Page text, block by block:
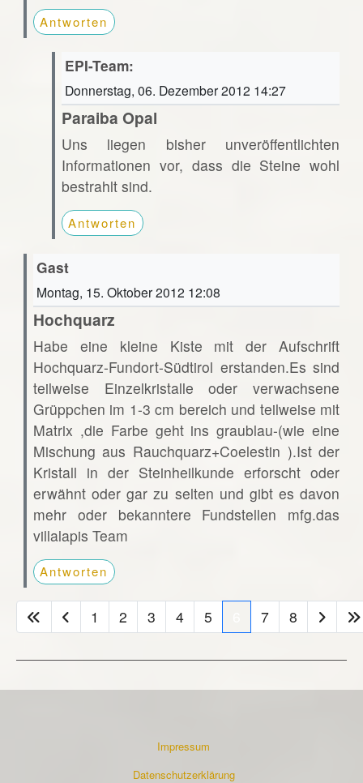
Antworten
EPI-Team:
Donnerstag, 06. Dezember 2012 14:27
Paraiba Opal
Uns liegen bisher unveröffentlichten
Informationen vor, dass die Steine wohl
bestrahlt sind.
Antworten
Gast
Montag, 15. Oktober 2012 12:08
Hochquarz
Habe eine kleine Kiste mit der Aufschrift
Hochquarz-Fundort-Südtirol erstanden.Es sind
teilweise Einzelkristalle oder verwachsene
Grüppchen im 1-3 cm bereich und teilweise mit
Matrix ,die Farbe geht ins graublau-(wie eine
Mischung aus Rauchquarz+Coelestin ).Ist der
Kristall in der Steinheilkunde erforscht oder
erwähnt oder gar zu selten und gibt es davon
mehr oder bekanntere Fundstellen mfg.das
villalapis Team
Antworten
1 2 3 4 5 7 8
Impressum
Datenschutzerklärung